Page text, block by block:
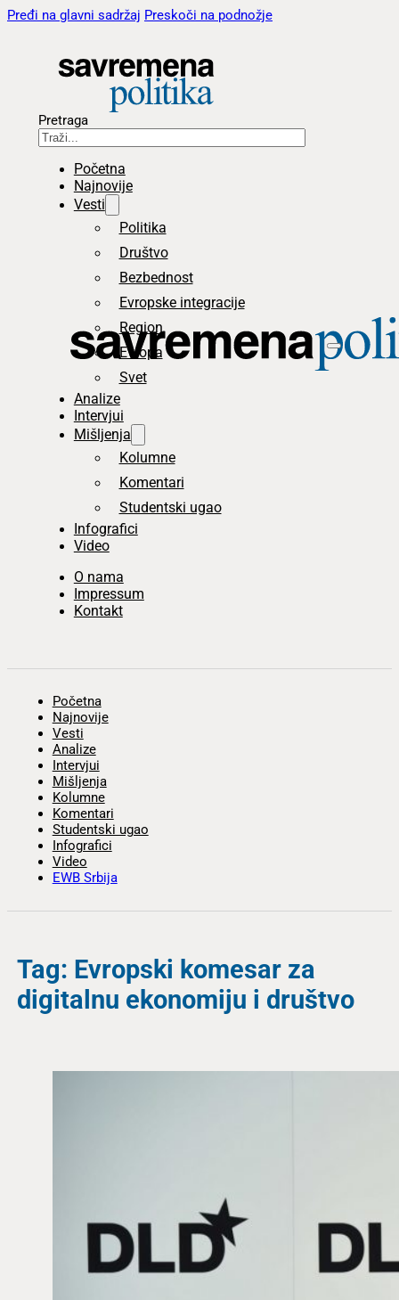
Pređi na glavni sadržaj Preskoči na podnožje
Pretraga
Početna
Najnovije
Vesti
Politika
Društvo
Bezbednost
Evropske integracije
Region
Evropa
Svet
Analize
Intervjui
Mišljenja
Kolumne
Komentari
Studentski ugao
Infografici
Video
O nama
Impressum
Kontakt
Početna
Najnovije
Vesti
Analize
Intervjui
Mišljenja
Kolumne
Komentari
Studentski ugao
Infografici
Video
EWB Srbija
Tag: Evropski komesar za
digitalnu ekonomiju i društvo